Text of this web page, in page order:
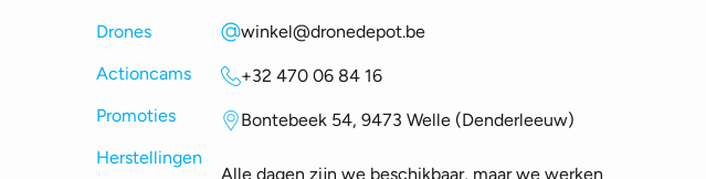
Drones
Actioncams
Promoties
Herstellingen
winkel@dronedepot.be
+32 470 06 84 16
Bontebeek 54, 9473 Welle (Denderleeuw)
Alle dagen zijn we beschikbaar, maar we werken